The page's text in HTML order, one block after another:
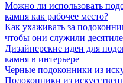
Можно ли использовать
камня как рабочее место?
Как ухаживать за
чтобы они служили
Дизайнерские идеи для
камня в интерьере
Черные подоконники из
Подоконники из